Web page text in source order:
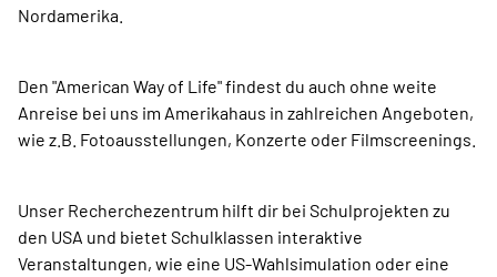
Nordamerika.
Den "American Way of Life" findest du auch ohne weite
Anreise bei uns im Amerikahaus in zahlreichen Angeboten,
wie z.B. Fotoausstellungen, Konzerte oder Filmscreenings.
Unser Recherchezentrum hilft dir bei Schulprojekten zu
den USA und bietet Schulklassen interaktive
Veranstaltungen, wie eine US-Wahlsimulation oder eine